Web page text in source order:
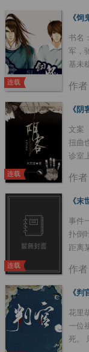
连载
《饲
书名
军，
基未
送了
二
死不
以上
代，
似的
大狗
乌鸦
字可
作
连载
《阴
文案
扭曲
诊室
其实
阴
后就
「说
年。
静大
－－
作
连载
《末
事件
扑倒
距离
聂仁
聂
钛合
字数
叶昭
作
《判
花里
一位
死。